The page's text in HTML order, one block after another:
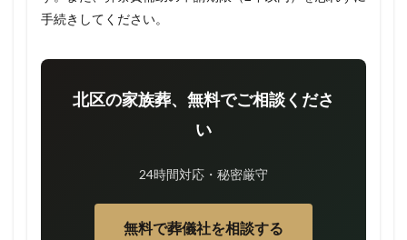
手続きしてください。
北区の家族葬、無料でご相談くださ
い
24時間対応・秘密厳守
無料で葬儀社を相談する